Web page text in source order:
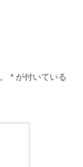
* が付いている